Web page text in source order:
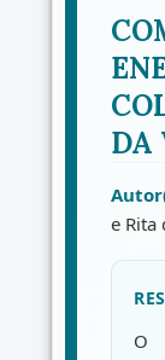
DA
e Rita
O